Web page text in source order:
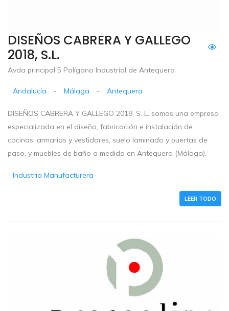
DISEÑOS CABRERA Y GALLEGO
2018, S.L.
Avda principal 5 Polígono Industrial de Antequera
Andalucía - Málaga - Antequera
DISEÑOS CABRERA Y GALLEGO 2018, S. L. somos una empresa
especializada en el diseño, fabricación e instalación de
cocinas, armarios y vestidores, suelo laminado y puertas de
paso, y muebles de baño a medida en Antequera (Málaga).
Industria Manufacturera
LEER TODO